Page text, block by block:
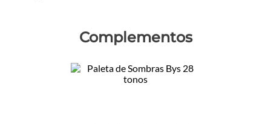
Complementos